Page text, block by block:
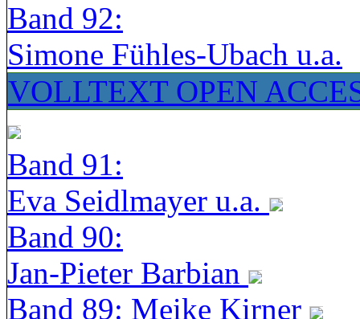
Band 92:
Simone Fühles-Ubach u.a.
VOLLTEXT OPEN
Band 91:
Eva Seidlmayer u.a.
Band 90:
Jan-Pieter Barbian
Band 89: Meike Kirner